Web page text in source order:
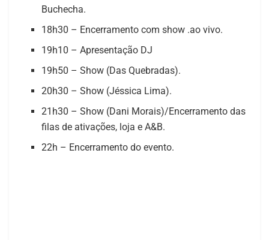
Buchecha.
18h30 – Encerramento com show .ao vivo.
19h10 – Apresentação DJ
19h50 – Show (Das Quebradas).
20h30 – Show (Jéssica Lima).
21h30 – Show (Dani Morais)/Encerramento das
filas de ativações, loja e A&B.
22h – Encerramento do evento.